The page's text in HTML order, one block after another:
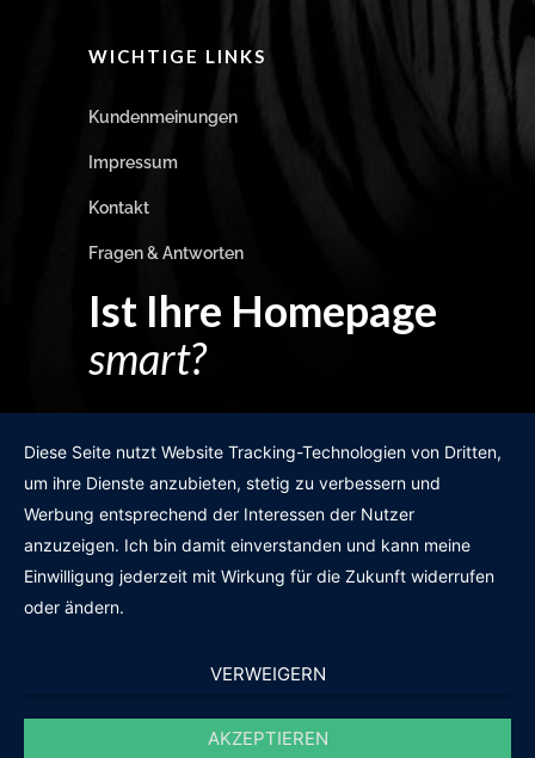
WICHTIGE LINKS
Kundenmeinungen
Impressum
Kontakt
Fragen & Antworten
Ist Ihre Homepage
smart?
GRATIS WEBSITE-CHECK
des19n.at|iwant@des19n.at
Diese Seite nutzt Website Tracking-Technologien von Dritten,
um ihre Dienste anzubieten, stetig zu verbessern und
Werbung entsprechend der Interessen der Nutzer
anzuzeigen. Ich bin damit einverstanden und kann meine
Einwilligung jederzeit mit Wirkung für die Zukunft widerrufen
oder ändern.
VERWEIGERN
AKZEPTIEREN